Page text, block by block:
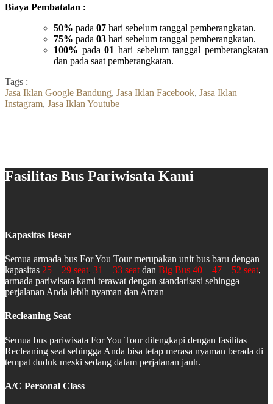
Biaya Pembatalan :
50% pada 07 hari sebelum tanggal pemberangkatan.
75% pada 03 hari sebelum tanggal pemberangkatan.
100% pada01 hari sebelum tanggal pemberangkatan
dan pada saat pemberangkatan.
Tags :
Jasa Iklan Google Bandung, Jasa Iklan Facebook, Jasa Iklan
Instagram, Jasa Iklan Youtube
Fasilitas Bus Pariwisata Kami
Kapasitas Besar
Semua armada bus For You Tour merupakan unit bus baru dengan
kapasitas 25 – 29 seat, 31 – 33 seat dan Big Bus 40 – 47 – 52 seat,
armada pariwisata kami terawat dengan standarisasi sehingga
perjalanan Anda lebih nyaman dan Aman
Recleaning Seat
Semua bus pariwisata For You Tour dilengkapi dengan fasilitas
Recleaning seat sehingga Anda bisa tetap merasa nyaman berada di
tempat duduk meski sedang dalam perjalanan jauh.
A/C Personal Class